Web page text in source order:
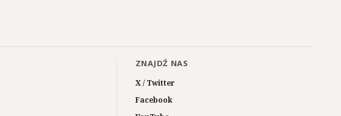
ZNAJDŹ NAS
X / Twitter
Facebook